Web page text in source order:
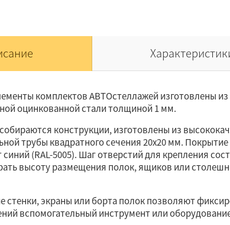
комплектов АВТОстеллажей изготовлены из
оцинкованной стали толщиной 1 мм.
конструкции, изготовлены из
трубы квадратного сечения 20х20 мм.
(RAL-5005). Шаг отверстий для крепления
высоту размещения полок, ящиков или
стенки, экраны или борта полок позволяют
вспомогательный инструмент или